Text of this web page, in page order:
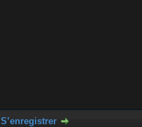
S’enregistrer